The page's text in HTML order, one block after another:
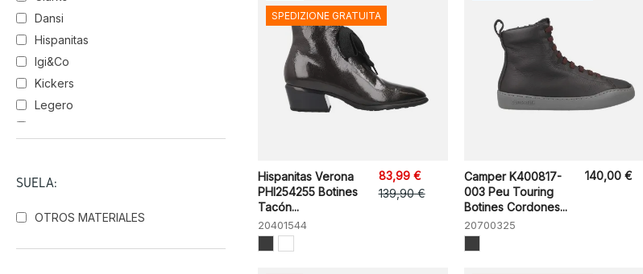
Dansi
Hispanitas
Igi&Co
Kickers
Legero
Timberland
SUELA:
OTROS MATERIALES
Hispanitas Verona
PHI254255 Botines
Tacón...
20401544
83,99 €
139,90 €
SPEDIZIONE GRATUITA
Camper K400817-
003 Peu Touring
Botines Cordones...
20700325
140,00 €